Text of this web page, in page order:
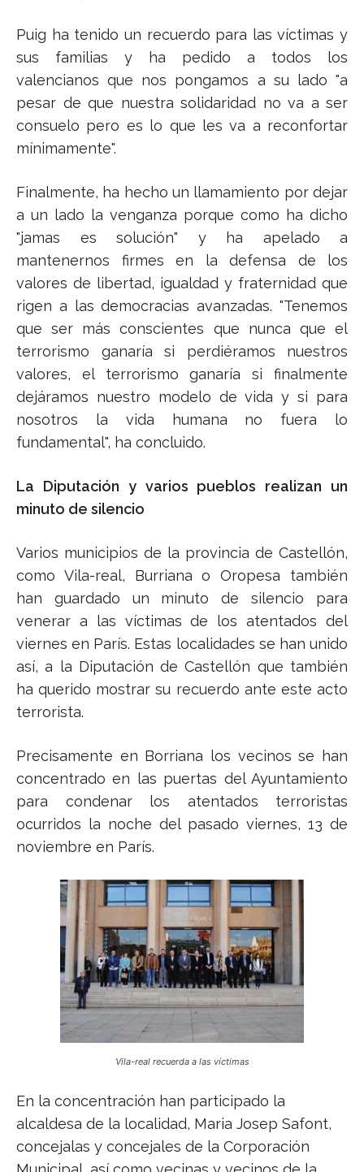
Puig ha tenido un recuerdo para las víctimas y
sus familias y ha pedido a todos los
valencianos que nos pongamos a su lado "a
pesar de que nuestra solidaridad no va a ser
consuelo pero es lo que les va a reconfortar
mínimamente".
Finalmente, ha hecho un llamamiento por dejar
a un lado la venganza porque como ha dicho
"jamas es solución" y ha apelado a
mantenernos firmes en la defensa de los
valores de libertad, igualdad y fraternidad que
rigen a las democracias avanzadas. "Tenemos
que ser más conscientes que nunca que el
terrorismo ganaría si perdiéramos nuestros
valores, el terrorismo ganaría si finalmente
dejáramos nuestro modelo de vida y si para
nosotros la vida humana no fuera lo
fundamental", ha concluido.
La Diputación y varios pueblos realizan un
minuto de silencio
Varios municipios de la provincia de Castellón,
como Vila-real, Burriana o Oropesa también
han guardado un minuto de silencio para
venerar a las víctimas de los atentados del
viernes en París. Estas localidades se han unido
así, a la Diputación de Castellón que también
ha querido mostrar su recuerdo ante este acto
terrorista.
Precisamente en Borriana los vecinos se han
concentrado en las puertas del Ayuntamiento
para condenar los atentados terroristas
ocurridos la noche del pasado viernes, 13 de
noviembre en París.
Vila-real recuerda a las víctimas
En la concentración han participado la
alcaldesa de la localidad, Maria Josep Safont,
concejalas y concejales de la Corporación